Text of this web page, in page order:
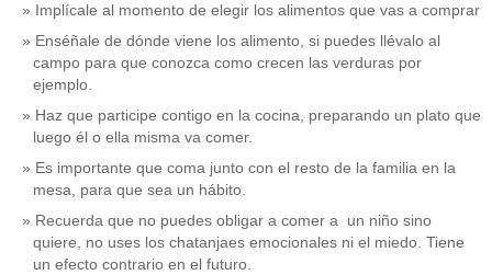
Implícale al momento de elegir los alimentos que vas a comprar
Enséñale de dónde viene los alimento, si puedes llévalo al
campo para que conozca como crecen las verduras por
ejemplo.
Haz que participe contigo en la cocina, preparando un plato que
luego él o ella misma va comer.
Es importante que coma junto con el resto de la familia en la
mesa, para que sea un hábito.
Recuerda que no puedes obligar a comer a un niño sino
quiere, no uses los chatanjaes emocionales ni el miedo. Tiene
un efecto contrario en el futuro.